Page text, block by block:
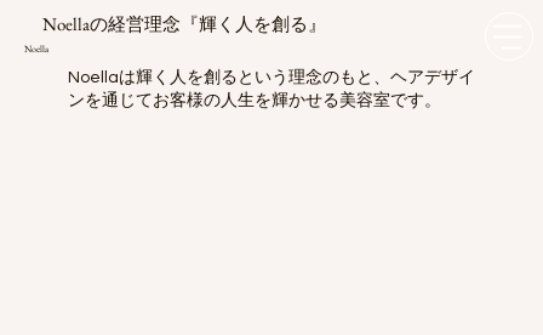
Noella
Noella​の経営理念『輝く人を創る』
Noellaは輝く人を創るという理念のもと、ヘアデザイ
ンを通じてお客様の人生を輝かせる美容室です。